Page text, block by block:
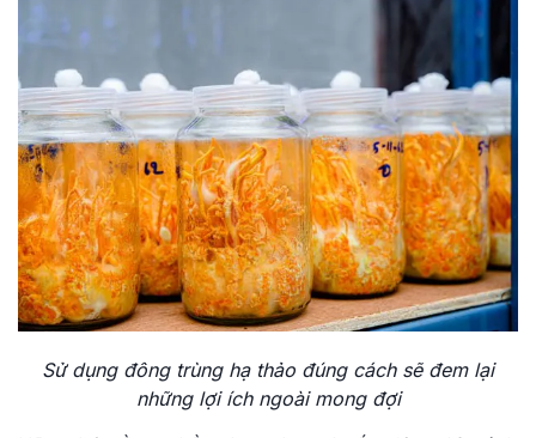
Sử dụng đông trùng hạ thảo đúng cách sẽ đem lại
những lợi ích ngoài mong đợi